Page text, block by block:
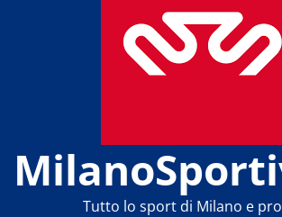
Tutto lo sport di Milano e